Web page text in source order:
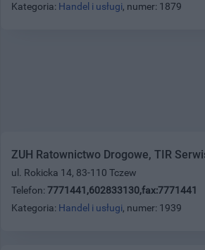
Kategoria: Handel i usługi, numer: 1879
ZUH Ratownictwo Drogowe, TIR
ul. Rokicka 14, 83-110 Tczew
Telefon: 7771441,602833130,fax:7771441
Kategoria: Handel i usługi, numer: 1939